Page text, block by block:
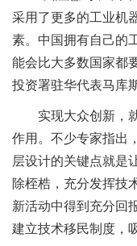
采用了更多的工业机
素。中国拥有自己的
能会比大多数国家都
投资署驻华代表马库
实现大众创新，
作用。不少专家指出
层设计的关键点就是
除桎梏，充分发挥技
新活动中得到充分回
建立技术移民制度，